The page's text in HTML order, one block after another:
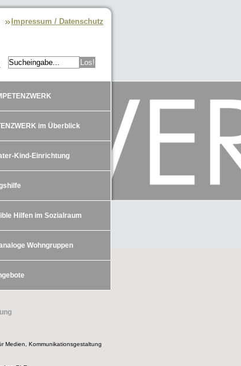
Impressum / Datenschutz
im Überblick
Kind-Einrichtung
Hilfen im Sozialraum
Wohngruppen
Medien, Kommunikationsgestaltung